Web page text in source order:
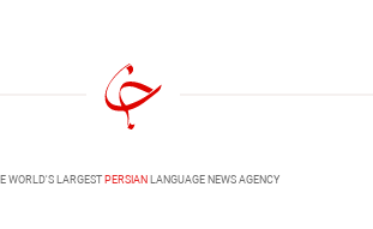
WORLD'S LARGESTPERSIANLANGUAGE NEWS AGENCY